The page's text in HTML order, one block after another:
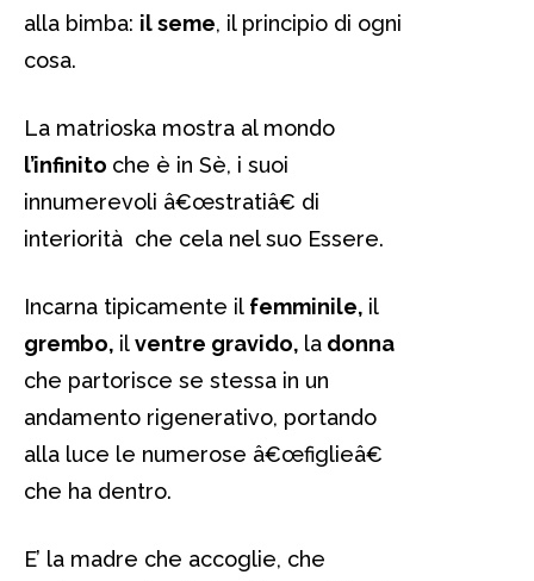
alla bimba: il seme, il principio di ogni
cosa.
La matrioska mostra al mondo
l’infinito che è in Sè, i suoi
innumerevoli â€œstratiâ€ di
interiorità che cela nel suo Essere.
Incarna tipicamente il femminile, il
grembo, ilventre gravido, la donna
che partorisce se stessa in un
andamento rigenerativo, portando
alla luce le numerose â€œfiglieâ€
che ha dentro.
E’ la madre che accoglie, che